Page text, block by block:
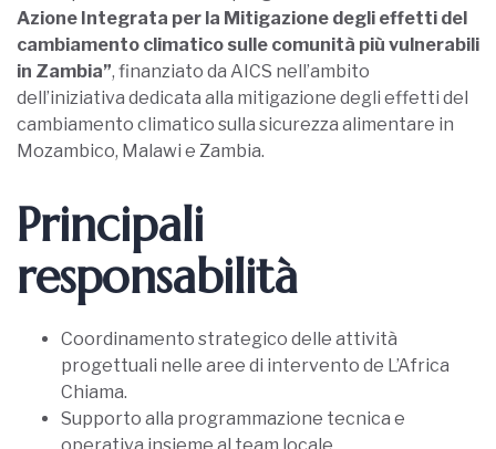
Azione Integrata per la Mitigazione degli effetti del
cambiamento climatico sulle comunità più vulnerabili
in Zambia”, finanziato da AICS nell’ambito
dell’iniziativa dedicata alla mitigazione degli effetti del
cambiamento climatico sulla sicurezza alimentare in
Mozambico, Malawi e Zambia.
Principali
responsabilità
Coordinamento strategico delle attività
progettuali nelle aree di intervento de L’Africa
Chiama.
Supporto alla programmazione tecnica e